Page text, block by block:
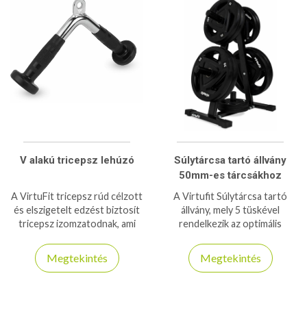
V alakú tricepsz lehúzó
A VirtuFit tricepsz rúd célzott
és elszigetelt edzést biztosít
tricepsz izomzatodnak, ami
eredményeket eredményez.
Megtekintés
Súlytárcsa tartó állvány
50mm-es tárcsákhoz
A Virtufit Súlytárcsa tartó
állvány, mely 5 tüskével
rendelkezik az optimális
tárcsákhoz ajánlott állvány!
Megtekintés